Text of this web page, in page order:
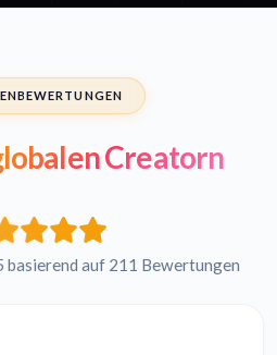
Creatorn
auf 211 Bewertungen